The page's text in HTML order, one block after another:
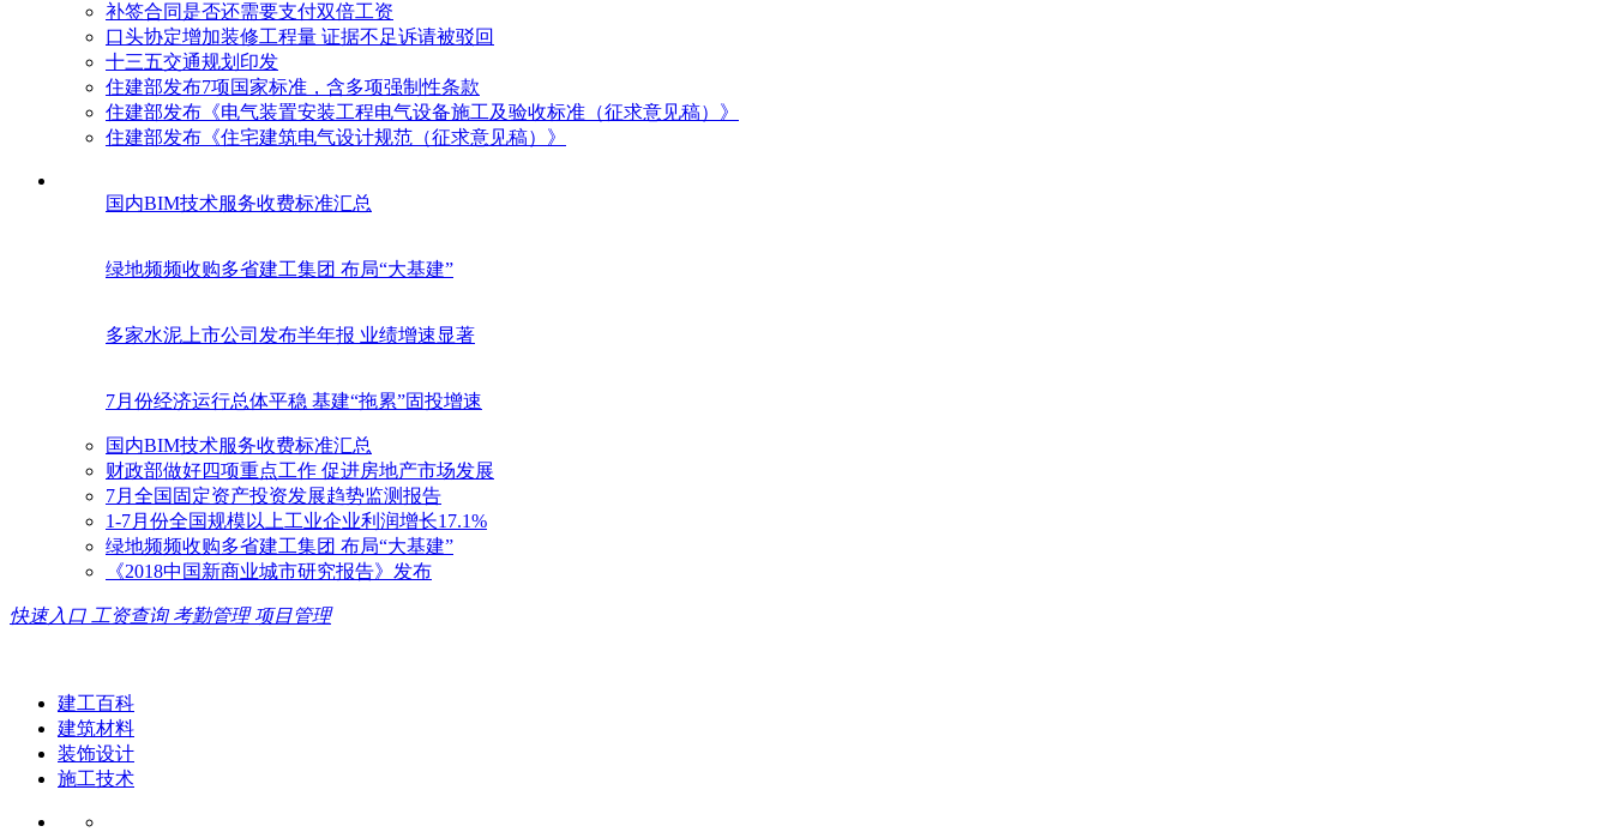
补签合同是否还需要支付双倍工资
口头协定增加装修工程量 证据不足诉请被驳回
十三五交通规划印发
住建部发布7项国家标准，含多项强制性条款
住建部发布《电气装置安装工程电气设备施工及验收标准（征求意见稿）》
住建部发布《住宅建筑电气设计规范（征求意见稿）》
国内BIM技术服务收费标准汇总
绿地频频收购多省建工集团 布局“大基建”
多家水泥上市公司发布半年报 业绩增速显著
7月份经济运行总体平稳 基建“拖累”固投增速
国内BIM技术服务收费标准汇总
财政部做好四项重点工作 促进房地产市场发展
7月全国固定资产投资发展趋势监测报告
1-7月份全国规模以上工业企业利润增长17.1%
绿地频频收购多省建工集团 布局“大基建”
《2018中国新商业城市研究报告》发布
快速入口 工资查询 考勤管理 项目管理
建工百科
建筑材料
装饰设计
施工技术